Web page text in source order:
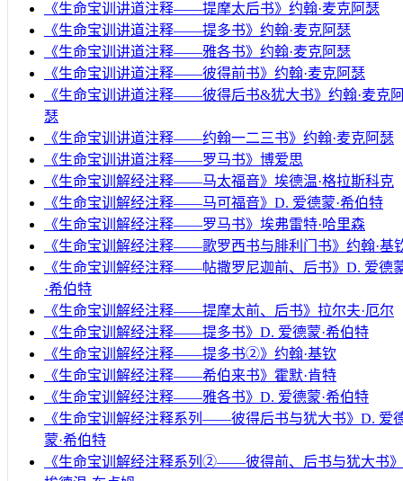
《生命宝训讲道注释——提摩太后书》约翰·麦克阿瑟
《生命宝训讲道注释——提多书》约翰·麦克阿瑟
《生命宝训讲道注释——雅各书》约翰·麦克阿瑟
《生命宝训讲道注释——彼得前书》约翰·麦克阿瑟
《生命宝训讲道注释——彼得后书&犹大书》约翰·麦克
瑟
《生命宝训讲道注释——约翰一二三书》约翰·麦克阿瑟
《生命宝训讲道注释——罗马书》博爱思
《生命宝训解经注释——马太福音》埃德温·格拉斯科克
《生命宝训解经注释——马可福音》D. 爱德蒙·希伯特
《生命宝训解经注释——罗马书》埃弗雷特·哈里森
《生命宝训解经注释——歌罗西书与腓利门书》约翰·基
《生命宝训解经注释——帖撒罗尼迦前、后书》D. 爱德
·希伯特
《生命宝训解经注释——提摩太前、后书》拉尔夫·厄尔
《生命宝训解经注释——提多书》D. 爱德蒙·希伯特
《生命宝训解经注释——提多书②》约翰·基钦
《生命宝训解经注释——希伯来书》霍默·肯特
《生命宝训解经注释——雅各书》D. 爱德蒙·希伯特
《生命宝训解经注释系列——彼得后书与犹大书》D. 爱
蒙·希伯特
《生命宝训解经注释系列②——彼得前、后书与犹大书》